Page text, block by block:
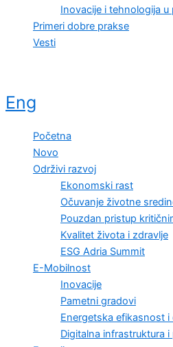
Inovacije i tehnologija u
Primeri dobre prakse
Vesti
Eng
Početna
Novo
Održivi razvoj
Ekonomski rast
Očuvanje životne
Pouzdan pristup
Kvalitet života i zdravlje
ESG Adria Summit
E-Mobilnost
Inovacije
Pametni gradovi
Energetska efikasnost
Digitalna infrastruktura